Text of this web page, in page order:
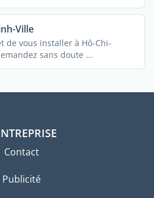
Ville
de vous installer à Hô-Chi-
sans doute ...
Contact
Publicité